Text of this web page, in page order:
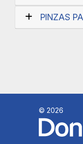
PINZAS
© 2026